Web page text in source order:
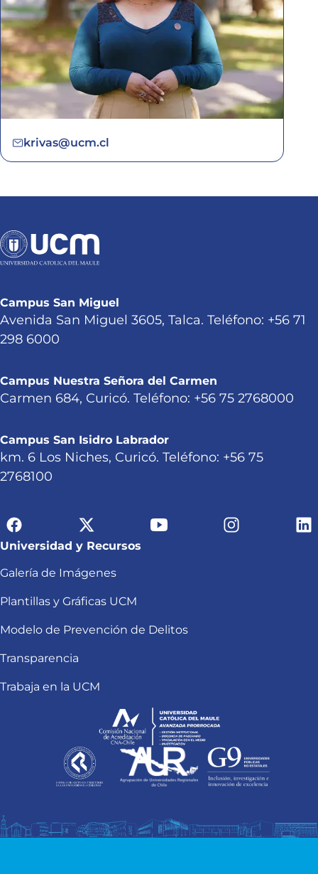
krivas@ucm.cl
Campus San Miguel
Avenida San Miguel 3605, Talca. Teléfono: +56 71
298 6000
Campus Nuestra Señora del Carmen
Carmen 684, Curicó. Teléfono: +56 75 2768000
Campus San Isidro Labrador
km. 6 Los Niches, Curicó. Teléfono: +56 75
2768100
Universidad y Recursos
Galería de Imágenes
Plantillas y Gráficas UCM
Modelo de Prevención de Delitos
Transparencia
Trabaja en la UCM